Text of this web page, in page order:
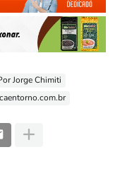
Jorge Chimiti